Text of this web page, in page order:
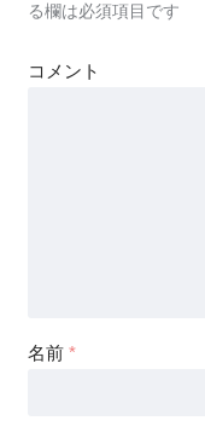
る欄は必須項目です
コメント
名前 *